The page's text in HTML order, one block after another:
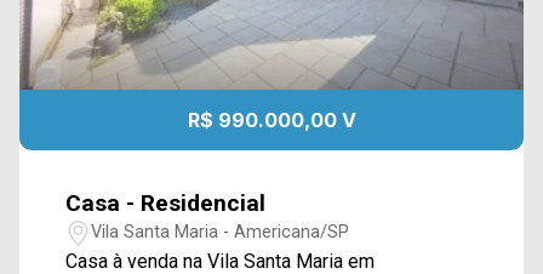
R$ 990.000,00 V
Casa - Residencial
Vila Santa Maria - Americana/SP
Casa à venda na Vila Santa Maria em